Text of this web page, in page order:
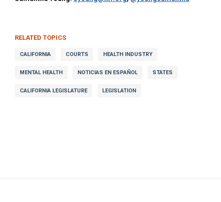
RELATED TOPICS
CALIFORNIA COURTS HEALTH INDUSTRY
MENTAL HEALTH NOTICIAS EN ESPAÑOL STATES
CALIFORNIA LEGISLATURE LEGISLATION